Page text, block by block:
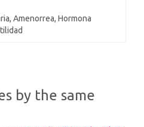
Amenorrea, Hormona
by the same